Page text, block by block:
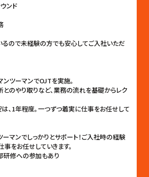
ンド
ので未経験の方でも安心してご入社いただ
ツーマンでOJTを実施。
のやり取りなど、業務の流れを基礎からレク
、1年程度。一つずつ着実に仕事をお任せして
マンでしっかりとサポート！ご入社時の経験
事をお任せしていきます。
修への参加もあり